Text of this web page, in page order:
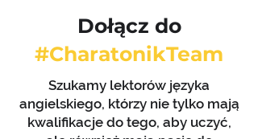
Dołącz do
#CharatonikTeam
Szukamy lektorów języka
angielskiego, którzy nie tylko mają
kwalifikacje do tego, aby uczyć,